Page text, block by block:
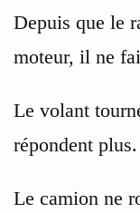
Depuis que le
moteur, il ne
Le volant
répondent plus.
Le camion ne